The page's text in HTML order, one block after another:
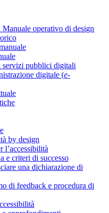
Manuale operativo di design
servizi pubblici digitali
digitale (e-
by design
l’accessibilità
e criteri di successo
una dichiarazione di
di feedback e procedura di